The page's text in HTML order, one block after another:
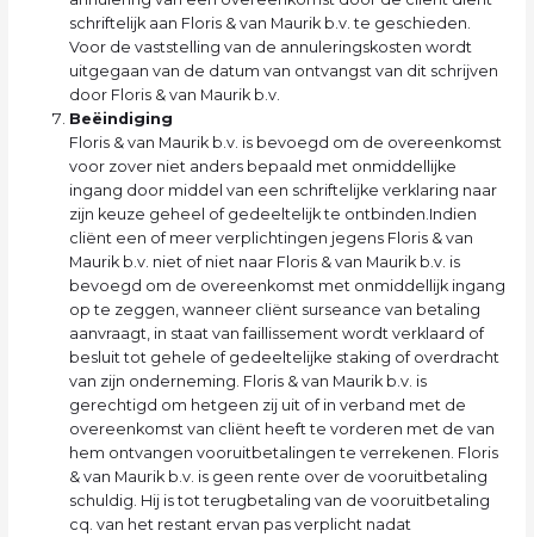
schriftelijk aan Floris & van Maurik b.v. te geschieden.
Voor de vaststelling van de annuleringskosten wordt
uitgegaan van de datum van ontvangst van dit schrijven
door Floris & van Maurik b.v.
Beëindiging
Floris & van Maurik b.v. is bevoegd om de overeenkomst
voor zover niet anders bepaald met onmiddellijke
ingang door middel van een schriftelijke verklaring naar
zijn keuze geheel of gedeeltelijk te ontbinden.Indien
cliënt een of meer verplichtingen jegens Floris & van
Maurik b.v. niet of niet naar Floris & van Maurik b.v. is
bevoegd om de overeenkomst met onmiddellijk ingang
op te zeggen, wanneer cliënt surseance van betaling
aanvraagt, in staat van faillissement wordt verklaard of
besluit tot gehele of gedeeltelijke staking of overdracht
van zijn onderneming. Floris & van Maurik b.v. is
gerechtigd om hetgeen zij uit of in verband met de
overeenkomst van cliënt heeft te vorderen met de van
hem ontvangen vooruitbetalingen te verrekenen. Floris
& van Maurik b.v. is geen rente over de vooruitbetaling
schuldig. Hij is tot terugbetaling van de vooruitbetaling
cq. van het restant ervan pas verplicht nadat